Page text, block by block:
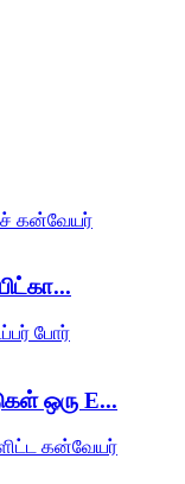
ஒரு E...